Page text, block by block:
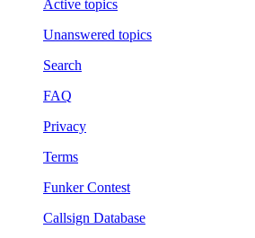
Active topics
Unanswered topics
Search
FAQ
Privacy
Terms
Funker Contest
Callsign Database